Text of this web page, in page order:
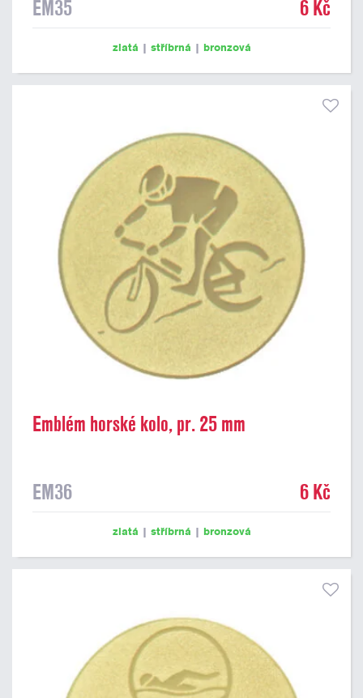
EM35 6 Kč
zlatá | stříbrná | bronzová
Emblém horské kolo, pr. 25 mm
EM36 6 Kč
zlatá | stříbrná | bronzová